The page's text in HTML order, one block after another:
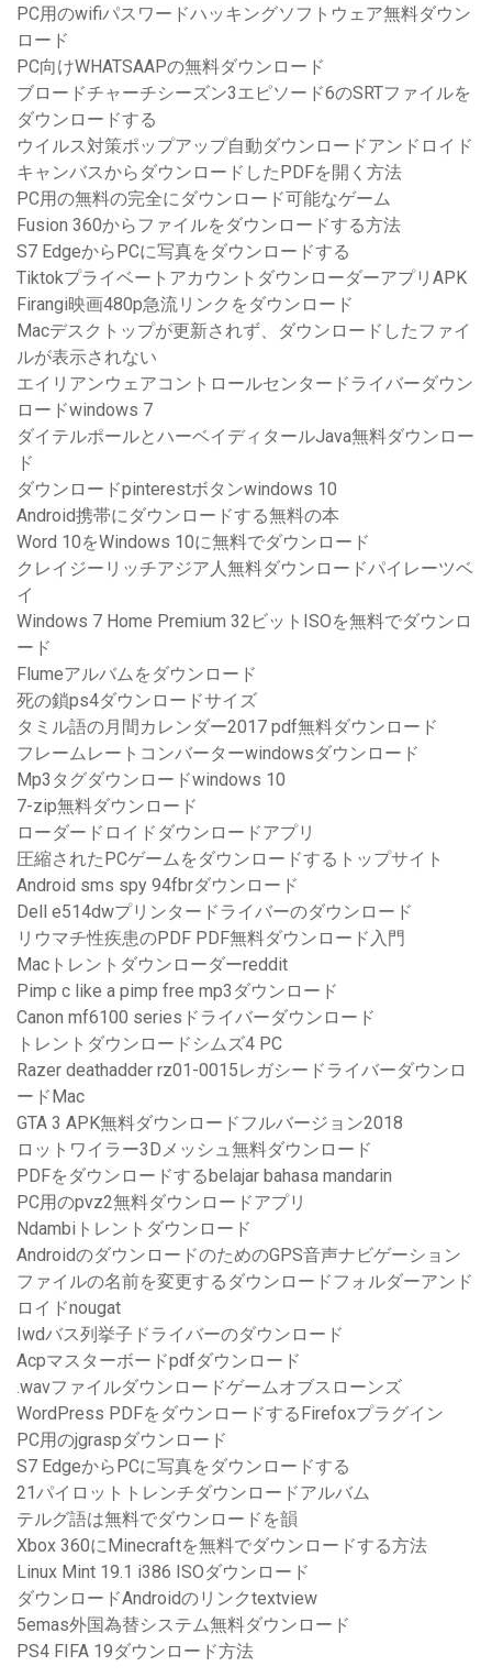
PC用のwifiパスワードハッキングソフトウェア無料ダウン
ロード
PC向けWHATSAAPの無料ダウンロード
ブロードチャーチシーズン3エピソード6のSRTファイルを
ダウンロードする
ウイルス対策ポップアップ自動ダウンロードアンドロイド
キャンバスからダウンロードしたPDFを開く方法
PC用の無料の完全にダウンロード可能なゲーム
Fusion 360からファイルをダウンロードする方法
S7 EdgeからPCに写真をダウンロードする
TiktokプライベートアカウントダウンローダーアプリAPK
Firangi映画480p急流リンクをダウンロード
Macデスクトップが更新されず、ダウンロードしたファイ
ルが表示されない
エイリアンウェアコントロールセンタードライバーダウン
ロードwindows 7
ダイテルポールとハーベイディタールJava無料ダウンロー
ド
ダウンロードpinterestボタンwindows 10
Android携帯にダウンロードする無料の本
Word 10をWindows 10に無料でダウンロード
クレイジーリッチアジア人無料ダウンロードパイレーツベ
イ
Windows 7 Home Premium 32ビットISOを無料でダウンロ
ード
Flumeアルバムをダウンロード
死の鎖ps4ダウンロードサイズ
タミル語の月間カレンダー2017 pdf無料ダウンロード
フレームレートコンバーターwindowsダウンロード
Mp3タグダウンロードwindows 10
7-zip無料ダウンロード
ローダードロイドダウンロードアプリ
圧縮されたPCゲームをダウンロードするトップサイト
Android sms spy 94fbrダウンロード
Dell e514dwプリンタードライバーのダウンロード
リウマチ性疾患のPDF PDF無料ダウンロード入門
Macトレントダウンローダーreddit
Pimp c like a pimp free mp3ダウンロード
Canon mf6100 seriesドライバーダウンロード
トレントダウンロードシムズ4 PC
Razer deathadder rz01-0015レガシードライバーダウンロ
ードMac
GTA 3 APK無料ダウンロードフルバージョン2018
ロットワイラー3Dメッシュ無料ダウンロード
PDFをダウンロードするbelajar bahasa mandarin
PC用のpvz2無料ダウンロードアプリ
Ndambiトレントダウンロード
AndroidのダウンロードのためのGPS音声ナビゲーション
ファイルの名前を変更するダウンロードフォルダーアンド
ロイドnougat
Iwdバス列挙子ドライバーのダウンロード
Acpマスターボードpdfダウンロード
.wavファイルダウンロードゲームオブスローンズ
WordPress PDFをダウンロードするFirefoxプラグイン
PC用のjgraspダウンロード
S7 EdgeからPCに写真をダウンロードする
21パイロットトレンチダウンロードアルバム
テルグ語は無料でダウンロードを韻
Xbox 360にMinecraftを無料でダウンロードする方法
Linux Mint 19.1 i386 ISOダウンロード
ダウンロードAndroidのリンクtextview
5emas外国為替システム無料ダウンロード
PS4 FIFA 19ダウンロード方法